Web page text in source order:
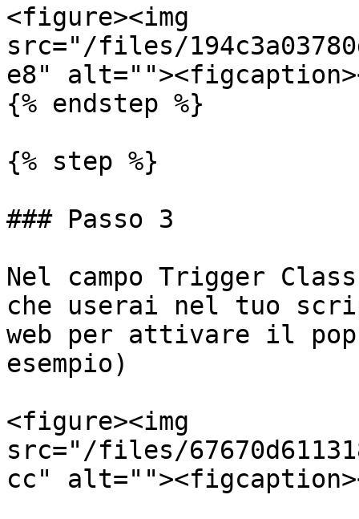
<figure><img
src="/files/
e8"
{% endstep %}
{% step %}
### Passo 3
Nel campo Trigger
che userai nel tuo
web per attivare il
esempio)
<figure><img
src="/files/
cc"